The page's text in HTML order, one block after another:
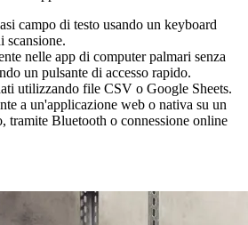
campo di testo usando un keyboard
scansione.
nelle app di computer palmari senza
un pulsante di accesso rapido.
utilizzando file CSV o Google Sheets.
a un'applicazione web o nativa su un
tramite Bluetooth o connessione online